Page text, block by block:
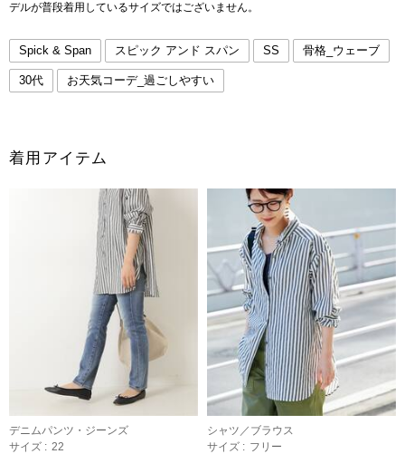
デルが普段着用しているサイズではございません。
Spick & Span スピック アンド スパン SS 骨格_ウェーブ
30代 お天気コーデ_過ごしやすい
着用アイテム
デニムパンツ・ジーンズ
サイズ : 22
シャツ／ブラウス
サイズ : フリー